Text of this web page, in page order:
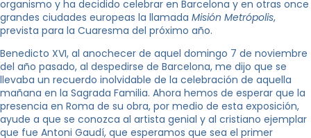
organismo y ha decidido celebrar en Barcelona y en otras once
grandes ciudades europeas la llamada Misión Metrópolis,
prevista para la Cuaresma del próximo año.
Benedicto XVI, al anochecer de aquel domingo 7 de noviembre
del año pasado, al despedirse de Barcelona, me dijo que se
llevaba un recuerdo inolvidable de la celebración de aquella
mañana en la Sagrada Familia. Ahora hemos de esperar que la
presencia en Roma de su obra, por medio de esta exposición,
ayude a que se conozca al artista genial y al cristiano ejemplar
que fue Antoni Gaudí, que esperamos que sea el primer